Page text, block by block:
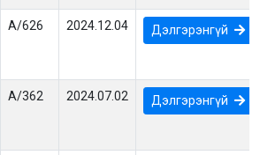
А/626 2024.12.04 Дэлгэрэнгүй
А/362 2024.07.02 Дэлгэрэнгүй